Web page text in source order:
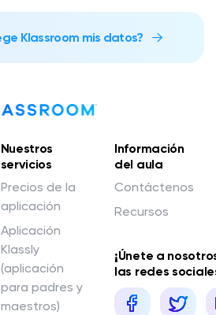
Klassroom mis datos?
Nuestros
servicios
Precios de la
aplicación
Aplicación
Klassly
(aplicación
para padres y
maestros)
Información
del aula
Contáctenos
Recursos
¡Únete a
las redes